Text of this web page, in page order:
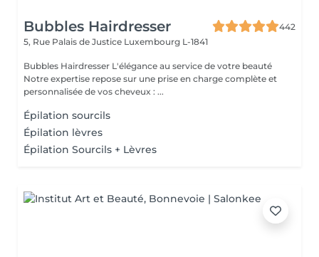
Bubbles Hairdresser
442
5, Rue Palais de Justice Luxembourg L-1841
Bubbles Hairdresser L'élégance au service de votre beauté
Notre expertise repose sur une prise en charge complète et
personnalisée de vos cheveux : ...
Épilation sourcils
Épilation lèvres
Épilation Sourcils + Lèvres